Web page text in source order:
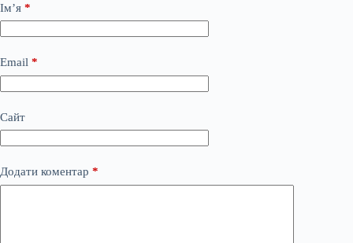
Ім’я *
Email *
Сайт
Додати коментар *